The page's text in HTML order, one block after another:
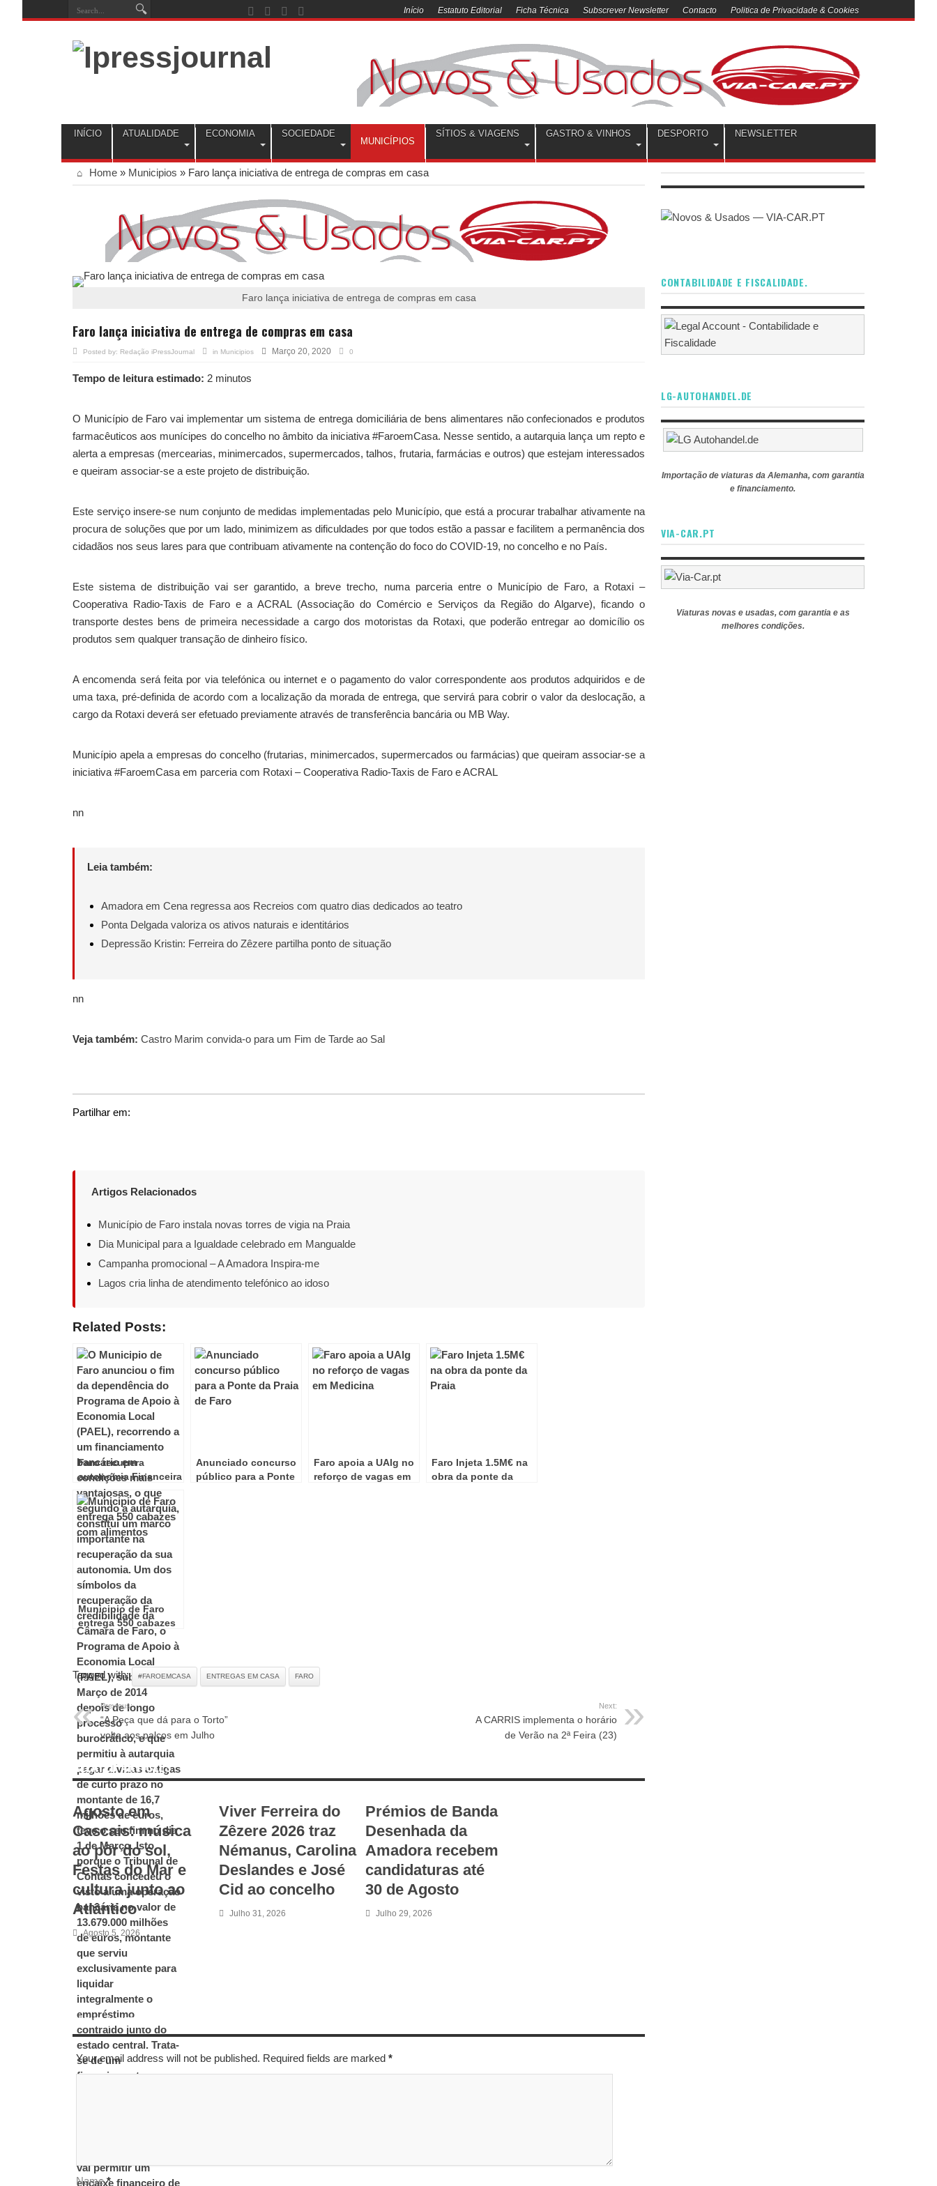
Início Estatuto Editorial Ficha Técnica Subscrever Newsletter Contacto Politica de Privacidade & Cookies
INÍCIO ATUALIDADE ECONOMIA SOCIEDADE
MUNICÍPIOS
SÍTIOS & VIAGENS GASTRO & VINHOS DESPORTO NEWSLETTER
Home » Municipios » Faro lança iniciativa de entrega de compras em casa
Faro lança iniciativa de entrega de compras em casa
Faro lança iniciativa de entrega de compras em casa
Posted by: Redação iPressJournal in Municipios Março 20, 2020 0
Tempo de leitura estimado: 2 minutos
O Município de Faro vai implementar um sistema de entrega domiciliária de bens alimentares não confecionados e produtos
farmacêuticos aos munícipes do concelho no âmbito da iniciativa #FaroemCasa. Nesse sentido, a autarquia lança um repto e
alerta a empresas (mercearias, minimercados, supermercados, talhos, frutaria, farmácias e outros) que estejam interessados
e queiram associar-se a este projeto de distribuição.
Este serviço insere-se num conjunto de medidas implementadas pelo Município, que está a procurar trabalhar ativamente na
procura de soluções que por um lado, minimizem as dificuldades por que todos estão a passar e facilitem a permanência dos
cidadãos nos seus lares para que contribuam ativamente na contenção do foco do COVID-19, no concelho e no País.
Este sistema de distribuição vai ser garantido, a breve trecho, numa parceria entre o Município de Faro, a Rotaxi –
Cooperativa Radio-Taxis de Faro e a ACRAL (Associação do Comércio e Serviços da Região do Algarve), ficando o
transporte destes bens de primeira necessidade a cargo dos motoristas da Rotaxi, que poderão entregar ao domicílio os
produtos sem qualquer transação de dinheiro físico.
A encomenda será feita por via telefónica ou internet e o pagamento do valor correspondente aos produtos adquiridos e de
uma taxa, pré-definida de acordo com a localização da morada de entrega, que servirá para cobrir o valor da deslocação, a
cargo da Rotaxi deverá ser efetuado previamente através de transferência bancária ou MB Way.
Município apela a empresas do concelho (frutarias, minimercados, supermercados ou farmácias) que queiram associar-se a
iniciativa #FaroemCasa em parceria com Rotaxi – Cooperativa Radio-Taxis de Faro e ACRAL
nn
Leia também:
Amadora em Cena regressa aos Recreios com quatro dias dedicados ao teatro
Ponta Delgada valoriza os ativos naturais e identitários
Depressão Kristin: Ferreira do Zêzere partilha ponto de situação
nn
Veja também: Castro Marim convida-o para um Fim de Tarde ao Sal
Partilhar em:
Artigos Relacionados
Município de Faro instala novas torres de vigia na Praia
Dia Municipal para a Igualdade celebrado em Mangualde
Campanha promocional – A Amadora Inspira-me
Lagos cria linha de atendimento telefónico ao idoso
Related Posts:
Faro recupera
autonomia Financeira
com o fim do PAEL
Anunciado concurso
público para a Ponte
Faro apoia a UAlg no
reforço de vagas em
Faro Injeta 1.5M€ na
obra da ponte da
Municipio de Faro
entrega 550 cabazes
com alimentos
Tagged with: #FAROEMCASA ENTREGAS EM CASA FARO
Previous:
“A Peça que dá para o Torto”
volta aos palcos em Julho
Next:
A CARRIS implementa o horário
de Verão na 2ª Feira (23)
RELATED ARTICLES
Agosto em
Cascais: música
ao pôr do sol,
Festas do Mar e
cultura junto ao
Atlântico
Agosto 5, 2026
Viver Ferreira do
Zêzere 2026 traz
Némanus, Carolina
Deslandes e José
Cid ao concelho
Julho 31, 2026
Prémios de Banda
Desenhada da
Amadora recebem
candidaturas até
30 de Agosto
Julho 29, 2026
LEAVE A REPLY
Your email address will not be published. Required fields are marked *
Name *
CONTABILIDADE E FISCALIDADE.
LG-AUTOHANDEL.DE
Importação de viaturas da Alemanha, com garantia
e financiamento.
VIA-CAR.PT
Viaturas novas e usadas, com garantia e as
melhores condições.